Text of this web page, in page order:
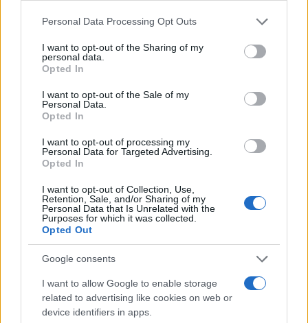
Please note that this website/app uses one or more Google
not limited to your visit or usage behaviour. You may click to
grant or deny consent to Google and its third-party tags to
use your data for below specified purposes in below Google
consent section.
Personal Data Processing Opt Outs
I want to opt-out of the Sharing of my
personal data.
Opted In
I want to opt-out of the Sale of my
Personal Data.
Opted In
I want to opt-out of processing my
Personal Data for Targeted Advertising.
Opted In
I want to opt-out of Collection, Use,
Retention, Sale, and/or Sharing of my
Personal Data that Is Unrelated with the
Purposes for which it was collected.
Opted Out
Google consents
I want to allow Google to enable storage
related to advertising like cookies on web or
device identifiers in apps.
da allora firma approfondimenti sui motori. In
alle prove su pista, cura il format 'tecnica e
cronaca' e conserva i fogli di appunti del